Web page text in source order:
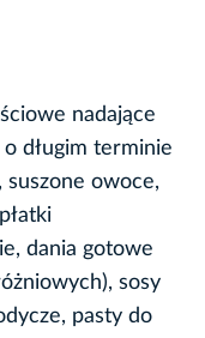
nadające
długim terminie
owoce,
dania gotowe
sosy
pasty do